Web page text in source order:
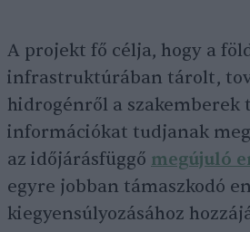
A projekt fő célja, hogy a
infrastruktúrában tárolt,
hidrogénről a szakemberek
információkat tudjanak
az időjárásfüggő megújuló
egyre jobban támaszkodó
kiegyensúlyozásához